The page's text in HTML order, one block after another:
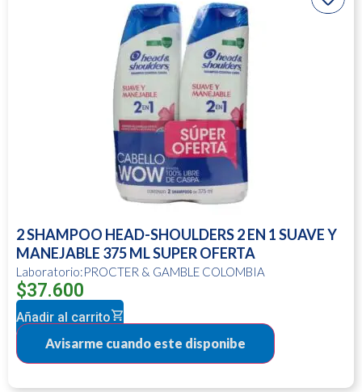
2 SHAMPOO HEAD-SHOULDERS 2 EN 1 SUAVE Y
MANEJABLE 375 ML SUPER OFERTA
Laboratorio:PROCTER & GAMBLE COLOMBIA
$37.600
Añadir al carrito